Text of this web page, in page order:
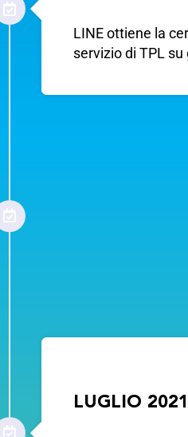
LINE ottiene la
servizio di TPL
LUGLIO 2021